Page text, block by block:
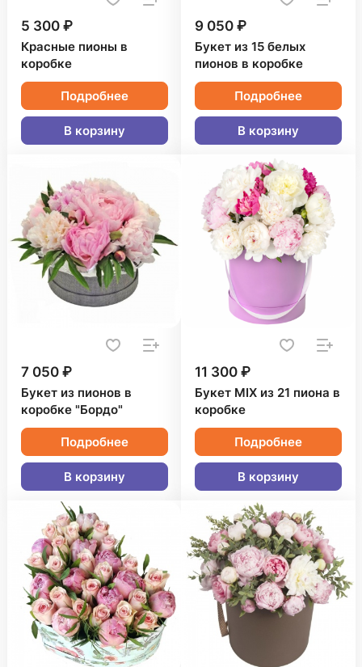
5 300 ₽
Красные пионы в
коробке
Подробнее
В корзину
9 050 ₽
Букет из 15 белых
пионов в коробке
Подробнее
В корзину
7 050 ₽
Букет из пионов в
коробке "Бордо"
Подробнее
В корзину
11 300 ₽
Букет MIX из 21 пиона в
коробке
Подробнее
В корзину